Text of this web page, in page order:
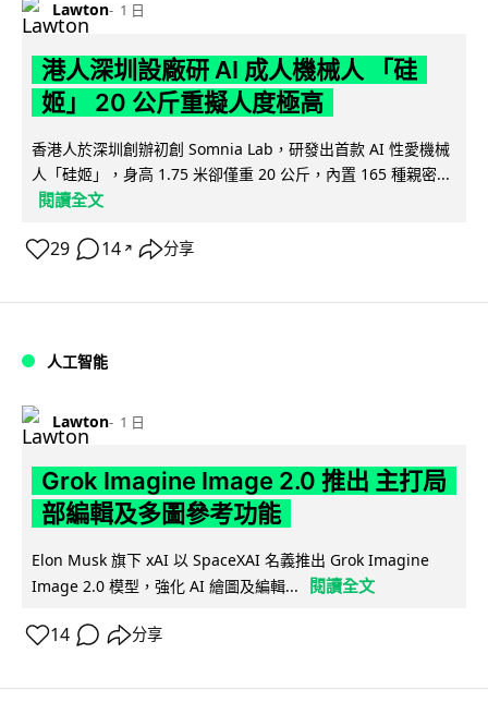
Lawton 1 日
港人深圳設廠研 AI 成人機械人 「硅
姬」 20 公斤重擬人度極高
香港人於深圳創辦初創 Somnia Lab，研發出首款 AI 性愛機械
人「硅姬」，身高 1.75 米卻僅重 20 公斤，內置 165 種親密...
閱讀全文
29 14 ↗ 分享
人工智能
Lawton 1 日
Grok Imagine Image 2.0 推出 主打局
部編輯及多圖參考功能
Elon Musk 旗下 xAI 以 SpaceXAI 名義推出 Grok Imagine
Image 2.0 模型，強化 AI 繪圖及編輯...
閱讀全文
14 分享